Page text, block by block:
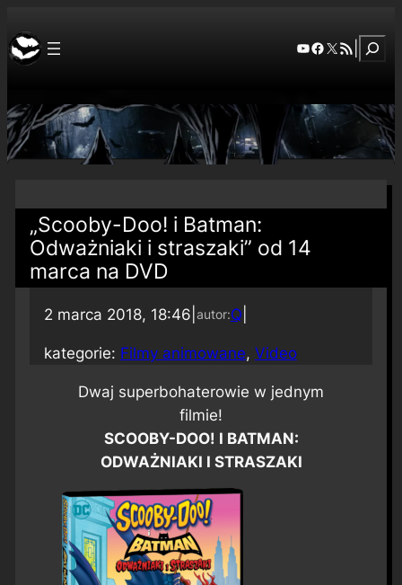
YouTube
Facebook
X RSS Feed
„Scooby-Doo! i Batman:
Odważniaki i straszaki” od 14
marca na DVD
2 marca 2018, 18:46 autor:Q
kategorie: Filmy animowane, Video
Dwaj superbohaterowie w jednym
filmie!
SCOOBY-DOO! I BATMAN:
ODWAŻNIAKI I STRASZAKI